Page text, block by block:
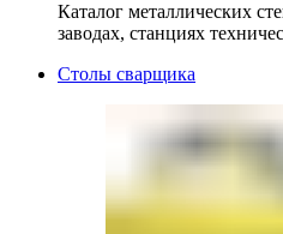
Каталог металлических
заводах, станциях
Столы сварщика